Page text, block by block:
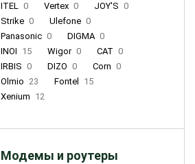
ITEL 0 Vertex 0 JOY'S 0
Strike 0 Ulefone 0
Panasonic 0 DIGMA 0
INOI 15 Wigor 0 CAT 0
IRBIS 0 DIZO 0 Corn 0
Olmio 23 Fontel
15
Xenium 12
Модемы и роутеры